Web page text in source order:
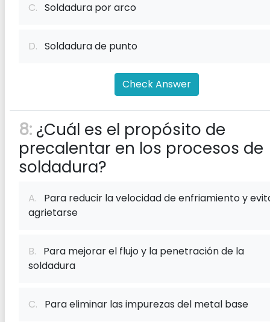
C. Soldadura por arco
D. Soldadura de punto
Check Answer
8: ¿Cuál es el propósito de
precalentar en los procesos de
soldadura?
A. Para reducir la velocidad de enfriamiento y
agrietarse
B. Para mejorar el flujo y la penetración de la
soldadura
C. Para eliminar las impurezas del metal base